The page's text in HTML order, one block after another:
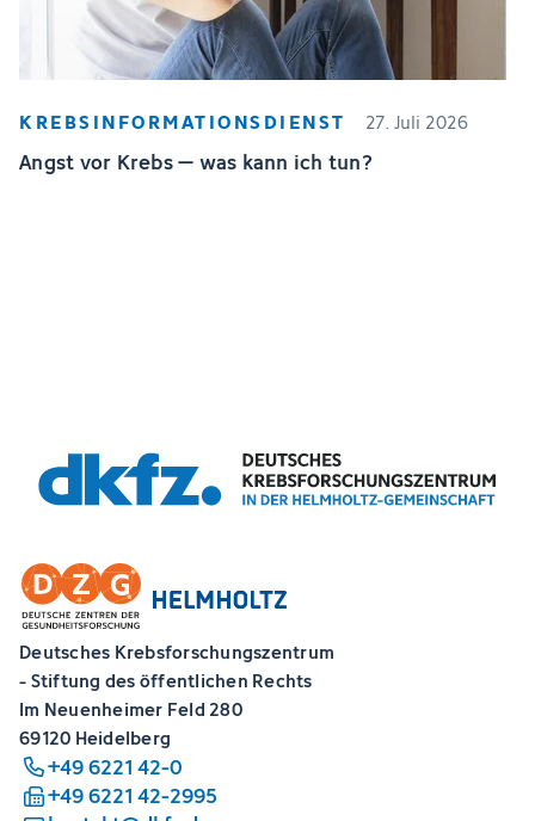
KREBSINFORMATIONSDIENST 27. Juli 2026
Angst vor Krebs – was kann ich tun?
Deutsches Krebsforschungszentrum
- Stiftung des öffentlichen Rechts
Im Neuenheimer Feld 280
69120 Heidelberg
+49 6221 42-0
+49 6221 42-2995